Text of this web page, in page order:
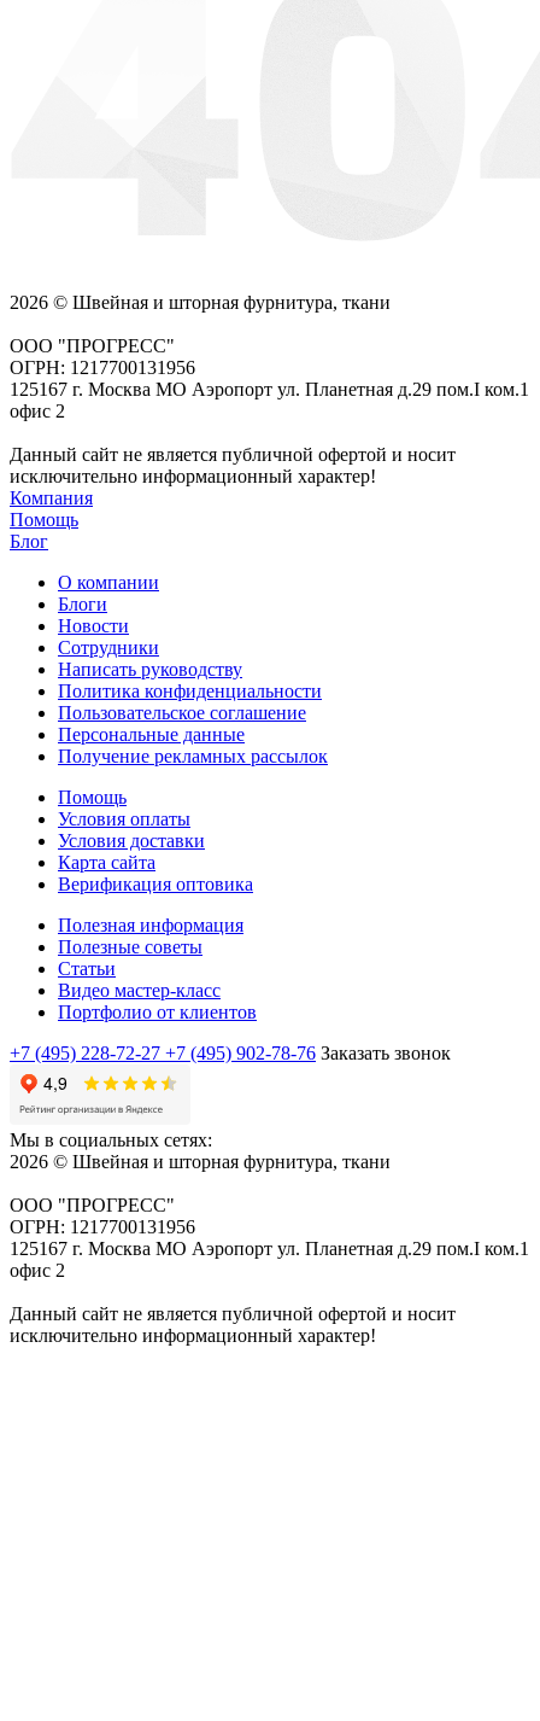
2026 © Швейная и шторная фурнитура, ткани
ООО "ПРОГРЕСС"
ОГРН: 1217700131956
125167 г. Москва МО Аэропорт ул. Планетная д.29 пом.I ком.1
офис 2
Данный сайт не является публичной офертой и носит
исключительно информационный характер!
Компания
Помощь
Блог
О компании
Блоги
Новости
Сотрудники
Написать руководству
Политика конфиденциальности
Пользовательское соглашение
Персональные данные
Получение рекламных рассылок
Помощь
Условия оплаты
Условия доставки
Карта сайта
Верификация оптовика
Полезная информация
Полезные советы
Статьи
Видео мастер-класс
Портфолио от клиентов
+7 (495) 228-72-27 +7 (495) 902-78-76 Заказать звонок
Мы в социальных сетях:
2026 © Швейная и шторная фурнитура, ткани
ООО "ПРОГРЕСС"
ОГРН: 1217700131956
125167 г. Москва МО Аэропорт ул. Планетная д.29 пом.I ком.1
офис 2
Данный сайт не является публичной офертой и носит
исключительно информационный характер!